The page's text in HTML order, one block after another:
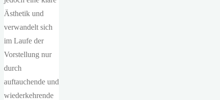
Ästhetik und
verwandelt sich
im Laufe der
Vorstellung nur
durch
auftauchende und
wiederkehrende